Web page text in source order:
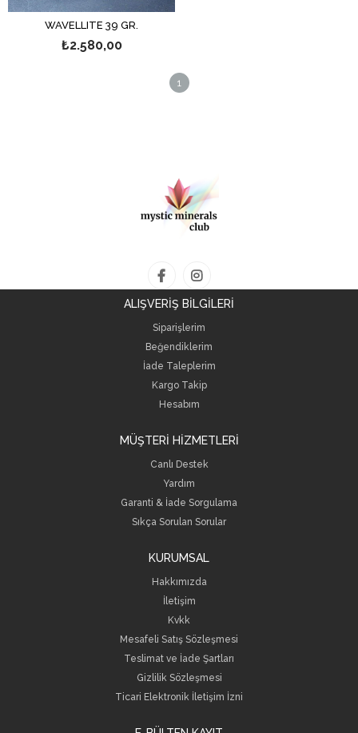
WAVELLITE 39 GR.
₺2.580,00
1
ALIŞVERİŞ BİLGİLERİ
Siparişlerim
Beğendiklerim
İade Taleplerim
Kargo Takip
Hesabım
MÜŞTERİ HİZMETLERİ
Canlı Destek
Yardım
Garanti & İade Sorgulama
Sıkça Sorulan Sorular
KURUMSAL
Hakkımızda
İletişim
Kvkk
Mesafeli Satış Sözleşmesi
Teslimat ve İade Şartları
Gizlilik Sözleşmesi
Ticari Elektronik İletişim İzni